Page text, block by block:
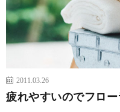
2011.03.26
疲れやすいのでフロ